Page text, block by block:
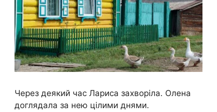
Через деякий час Лариса захворіла. Олена
доглядала за нею цілими днями.